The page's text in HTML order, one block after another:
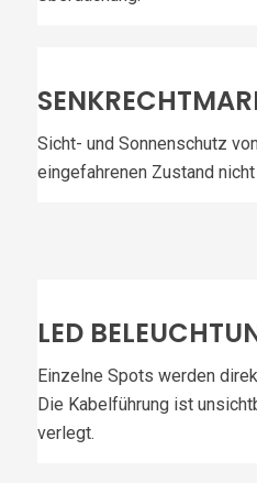
Sicht- und Sonnenschutz
eingefahrenen Zustand
LED
Einzelne Spots werden
Die Kabelführung ist
verlegt.